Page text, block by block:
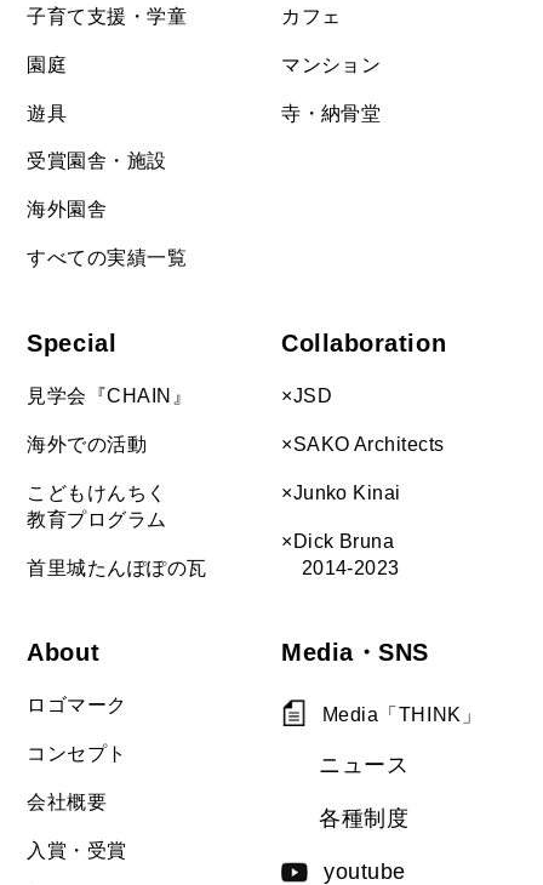
子育て支援・学童
園庭
遊具
受賞園舎・施設
海外園舎
すべての実績一覧
カフェ
マンション
寺・納骨堂
Special
見学会『CHAIN』
海外での活動
こどもけんちく
教育プログラム
首里城たんぽぽの瓦
Collaboration
×JSD
×SAKO Architects
×Junko Kinai
×Dick Bruna
2014-2023
About
ロゴマーク
コンセプト
会社概要
入賞・受賞
Media・SNS
Media「THINK」
ニュース
各種制度
youtube